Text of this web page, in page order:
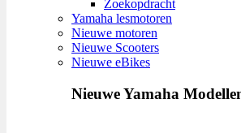
Zoekopdracht
Yamaha lesmotoren
Nieuwe motoren
Nieuwe Scooters
Nieuwe eBikes
Nieuwe Yamaha